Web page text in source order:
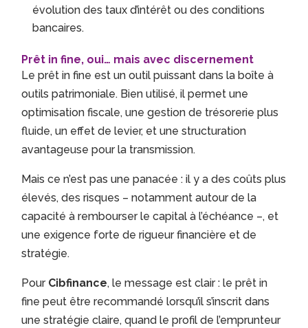
évolution des taux d’intérêt ou des conditions
bancaires.
Prêt in fine, oui… mais avec discernement
Le prêt in fine est un outil puissant dans la boîte à
outils patrimoniale. Bien utilisé, il permet une
optimisation fiscale, une gestion de trésorerie plus
fluide, un effet de levier, et une structuration
avantageuse pour la transmission.
Mais ce n’est pas une panacée : il y a des coûts plus
élevés, des risques – notamment autour de la
capacité à rembourser le capital à l’échéance –, et
une exigence forte de rigueur financière et de
stratégie.
Pour Cibfinance, le message est clair : le prêt in
fine peut être recommandé lorsqu’il s’inscrit dans
une stratégie claire, quand le profil de l’emprunteur